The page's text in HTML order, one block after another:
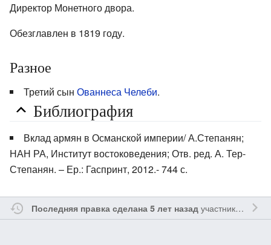
Директор Монетного двора.
Обезглавлен в 1819 году.
Разное
Третий сын Ованнеса Челеби.
Библиография
Вклад армян в Османской империи/ А.Степанян;
НАН РА, Институт востоковедения; Отв. ред. А. Тер-
Степанян. – Ер.: Гаспринт, 2012.- 744 с.
Последняя правка сделана 5 лет назадучастником